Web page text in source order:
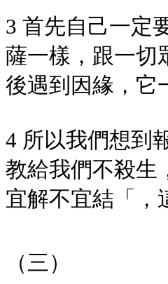
3 首先自己一定
薩一樣，跟一切
後遇到因緣，它
4 所以我們想到
教給我們不殺生
宜解不宜結「，
（三）